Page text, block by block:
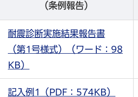
（条例報告）
耐震診断実施結果報告書
（第1号様式）（ワード：98
KB）
記入例1（PDF：574KB）